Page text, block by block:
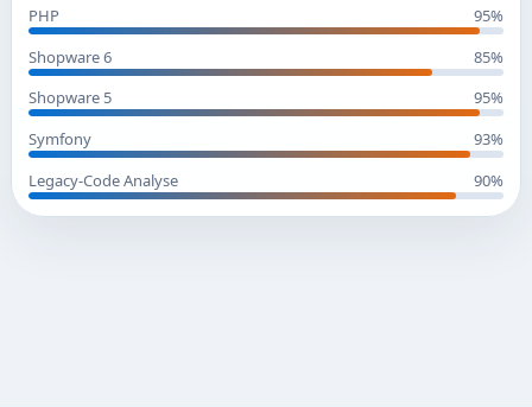
PHP
95%
Shopware 6
85%
Shopware 5
95%
Symfony
93%
Legacy-Code Analyse
90%